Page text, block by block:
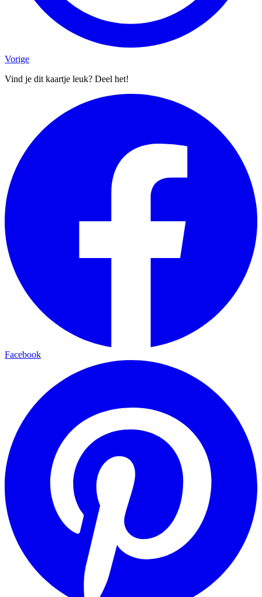
Vorige
Vind je dit kaartje leuk? Deel het!
Facebook